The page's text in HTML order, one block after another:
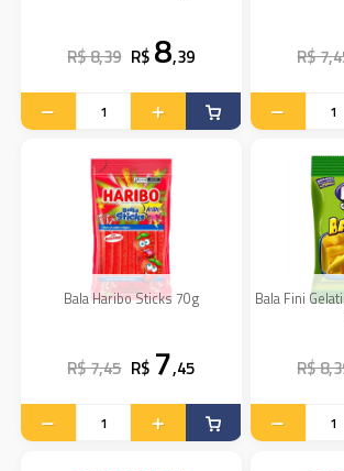
R$ 8,39 R$ 8,39 R$
Bala Haribo Sticks 70g
R$ 7,45 R$ 7,45
Bala Fini
R$